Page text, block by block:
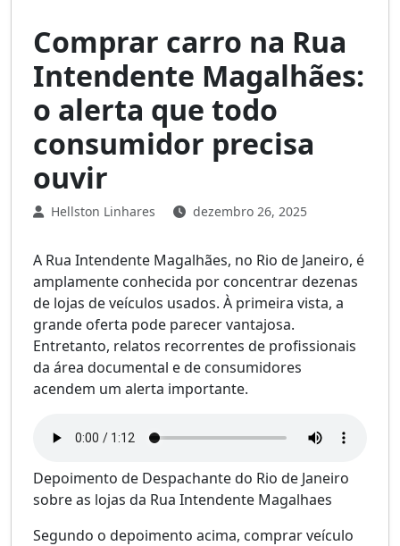
Comprar carro na Rua
Intendente Magalhães:
o alerta que todo
consumidor precisa
ouvir
Hellston Linhares dezembro 26, 2025
A Rua Intendente Magalhães, no Rio de Janeiro, é
amplamente conhecida por concentrar dezenas
de lojas de veículos usados. À primeira vista, a
grande oferta pode parecer vantajosa.
Entretanto, relatos recorrentes de profissionais
da área documental e de consumidores
acendem um alerta importante.
Depoimento de Despachante do Rio de Janeiro
sobre as lojas da Rua Intendente Magalhaes
Segundo o depoimento acima, comprar veículo